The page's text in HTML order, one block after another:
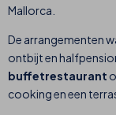
Mallorca.
De arrangementen
ontbijt en
buffetrestaurant
cooking en een